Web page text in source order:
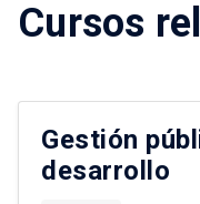
Cursos
Gestión
desarrollo